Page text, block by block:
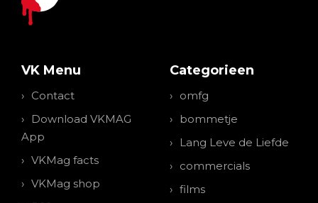
VK Menu
Contact
Download VKMAG
App
VKMag facts
VKMag shop
Categorieen
omfg
bommetje
Lang Leve de Liefde
commercials
films